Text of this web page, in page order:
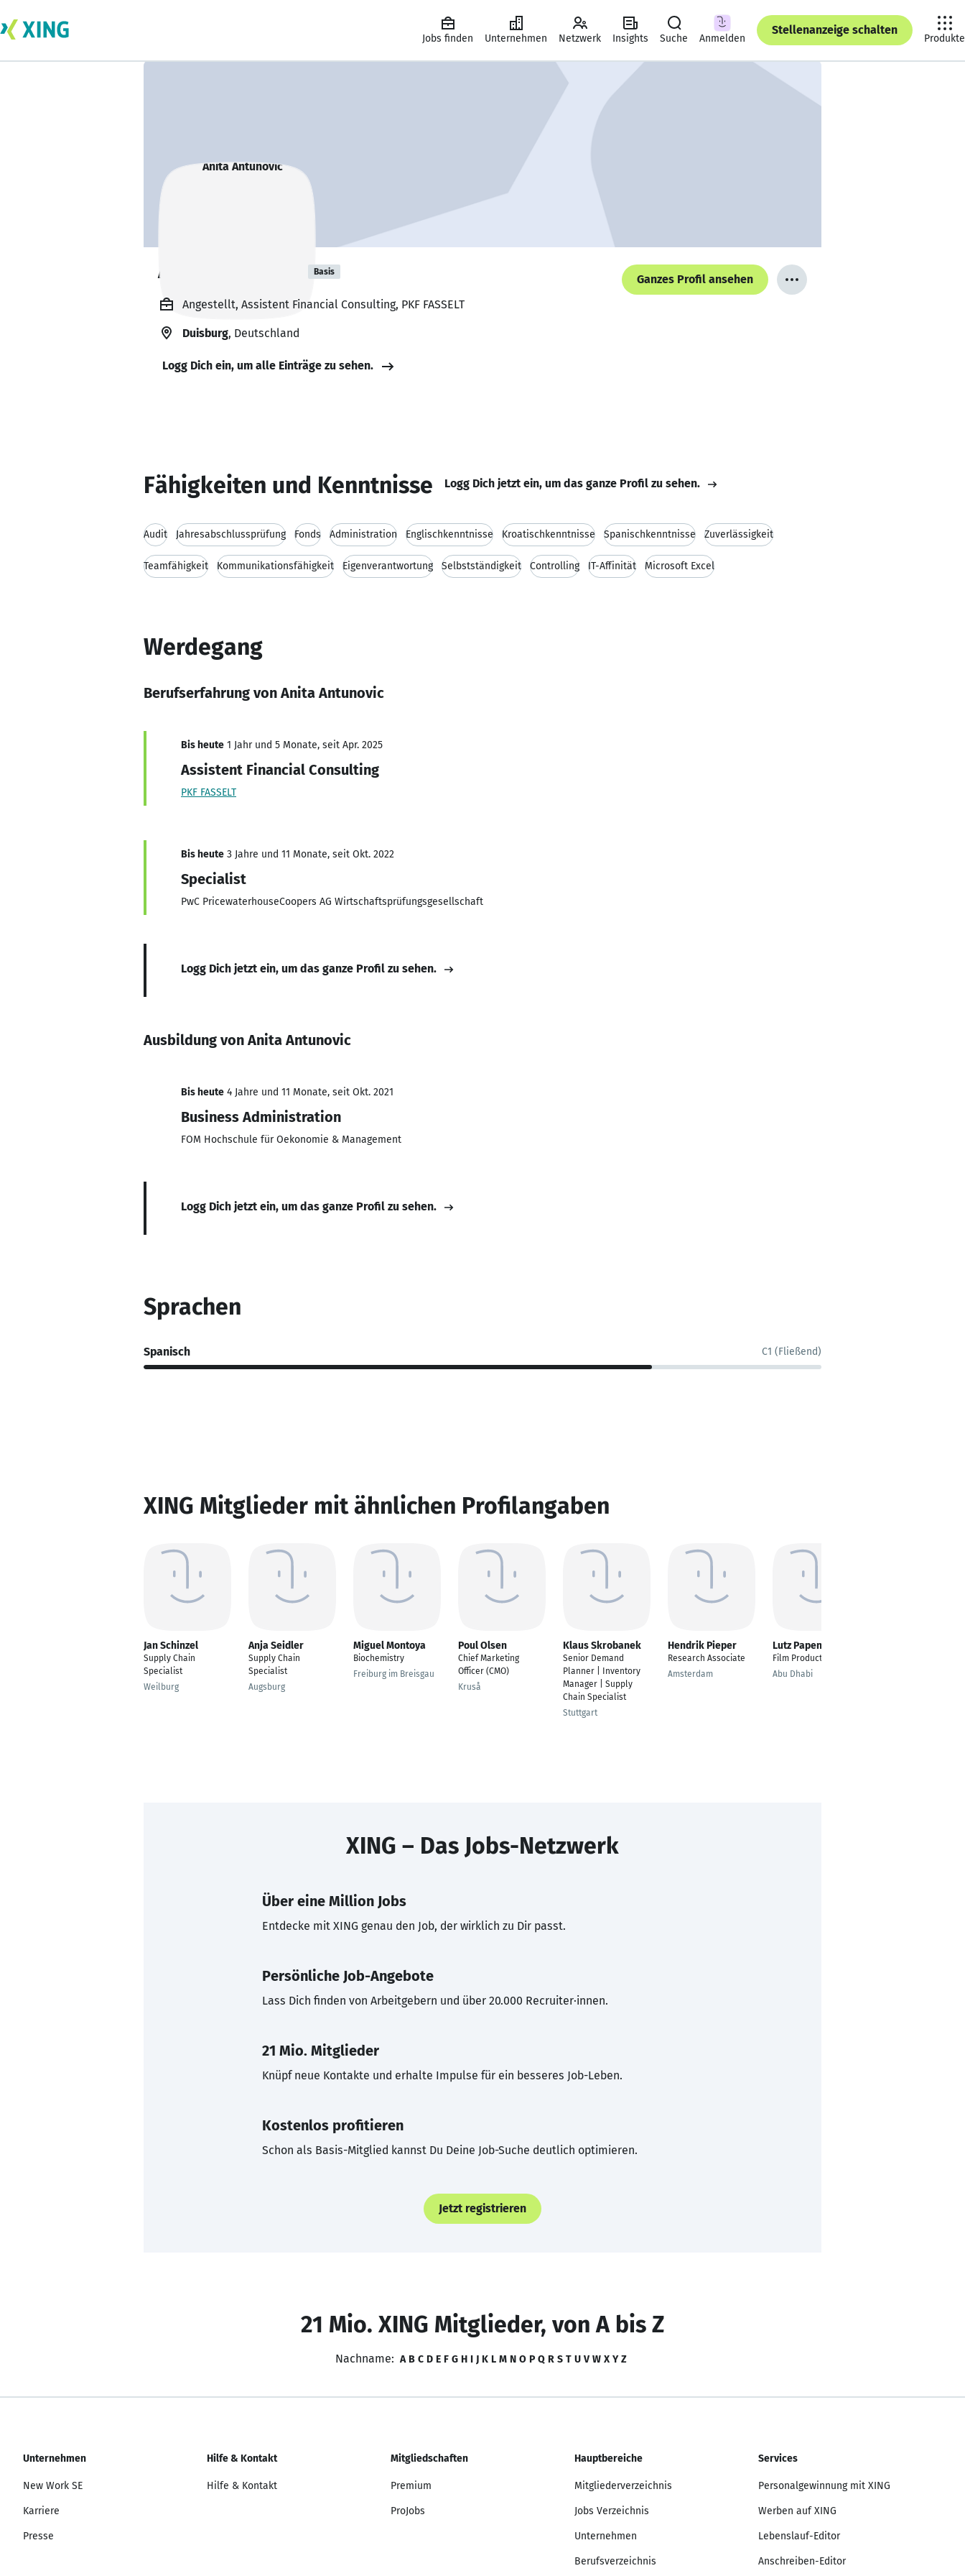
Jobs finden Unternehmen Netzwerk Insights Suche Anmelden
Stellenanzeige schalten
Produkte
Anita Antunovic Basis
Ganzes Profil ansehen
Angestellt, Assistent Financial Consulting, PKF FASSELT
Duisburg, Deutschland
Logg Dich ein, um alle Einträge zu sehen.
Fähigkeiten und Kenntnisse Logg Dich jetzt ein, um das ganze Profil zu sehen.
Audit Jahresabschlussprüfung Fonds Administration Englischkenntnisse Kroatischkenntnisse Spanischkenntnisse Zuverlässigkeit
Teamfähigkeit Kommunikationsfähigkeit Eigenverantwortung Selbstständigkeit Controlling IT-Affinität Microsoft Excel
Werdegang
Berufserfahrung von Anita Antunovic
Bis heute 1 Jahr und 5 Monate, seit Apr. 2025
Assistent Financial Consulting
PKF FASSELT
Bis heute 3 Jahre und 11 Monate, seit Okt. 2022
Specialist
PwC PricewaterhouseCoopers AG Wirtschaftsprüfungsgesellschaft
Logg Dich jetzt ein, um das ganze Profil zu sehen.
Ausbildung von Anita Antunovic
Bis heute 4 Jahre und 11 Monate, seit Okt. 2021
Business Administration
FOM Hochschule für Oekonomie & Management
Logg Dich jetzt ein, um das ganze Profil zu sehen.
Sprachen
Spanisch C1 (Fließend)
XING Mitglieder mit ähnlichen Profilangaben
Jan Schinzel
Supply Chain
Specialist
Weilburg
Anja Seidler
Supply Chain
Specialist
Augsburg
Miguel Montoya
Biochemistry
Freiburg im Breisgau
Poul Olsen
Chief Marketing
Officer (CMO)
Kruså
Klaus Skrobanek
Senior Demand
Planner | Inventory
Manager | Supply
Chain Specialist
Stuttgart
Hendrik Pieper
Research Associate
Amsterdam
Lutz Papenfuß
Film Production
Abu Dhabi
XING – Das Jobs-Netzwerk
Über eine Million Jobs
Entdecke mit XING genau den Job, der wirklich zu Dir passt.
Persönliche Job-Angebote
Lass Dich finden von Arbeitgebern und über 20.000 Recruiter·innen.
21 Mio. Mitglieder
Knüpf neue Kontakte und erhalte Impulse für ein besseres Job-Leben.
Kostenlos profitieren
Schon als Basis-Mitglied kannst Du Deine Job-Suche deutlich optimieren.
Jetzt registrieren
21 Mio. XING Mitglieder, von A bis Z
Nachname: A B C D E F G H I J K L M N O P Q R S T U V W X Y Z
Unternehmen
New Work SE
Karriere
Presse
Hilfe & Kontakt
Hilfe & Kontakt
Mitgliedschaften
Premium
ProJobs
Hauptbereiche
Mitgliederverzeichnis
Jobs Verzeichnis
Unternehmen
Berufsverzeichnis
Services
Personalgewinnung mit XING
Werben auf XING
Lebenslauf-Editor
Anschreiben-Editor